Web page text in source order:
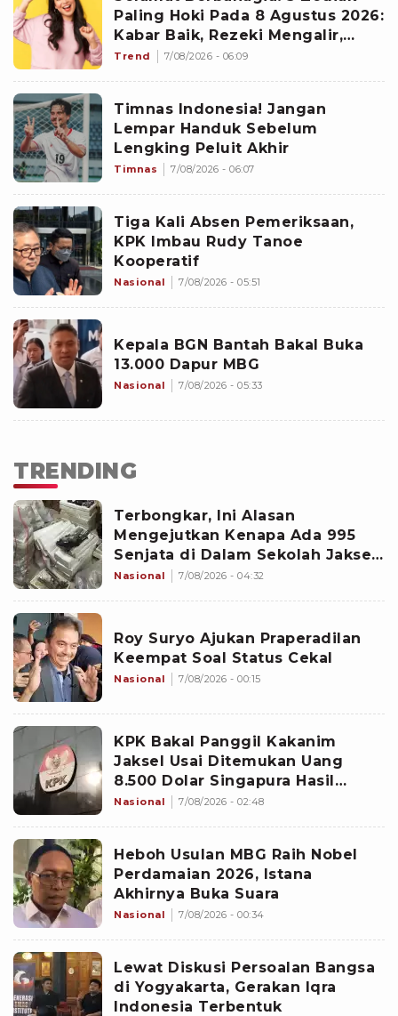
Paling Hoki Pada 8 Agustus 2026:
Kabar Baik, Rezeki Mengalir,
Peluang Baru Berdatangan
Trend 7/08/2026 - 06:09
Timnas Indonesia! Jangan
Lempar Handuk Sebelum
Lengking Peluit Akhir
Timnas 7/08/2026 - 06:07
Tiga Kali Absen Pemeriksaan,
KPK Imbau Rudy Tanoe
Kooperatif
Nasional 7/08/2026 - 05:51
Kepala BGN Bantah Bakal Buka
13.000 Dapur MBG
Nasional 7/08/2026 - 05:33
TRENDING
Terbongkar, Ini Alasan
Mengejutkan Kenapa Ada 995
Senjata di Dalam Sekolah Jaksel
Sejak 2020
Nasional 7/08/2026 - 04:32
Roy Suryo Ajukan Praperadilan
Keempat Soal Status Cekal
Nasional 7/08/2026 - 00:15
KPK Bakal Panggil Kakanim
Jaksel Usai Ditemukan Uang
8.500 Dolar Singapura Hasil
Penggeledahan
Nasional 7/08/2026 - 02:48
Heboh Usulan MBG Raih Nobel
Perdamaian 2026, Istana
Akhirnya Buka Suara
Nasional 7/08/2026 - 00:34
Lewat Diskusi Persoalan Bangsa
di Yogyakarta, Gerakan Iqra
Indonesia Terbentuk